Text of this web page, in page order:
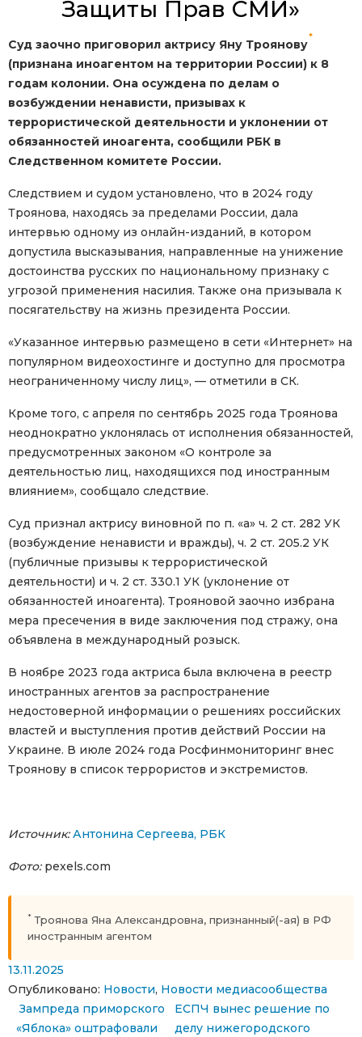
Защиты Прав СМИ»
Суд заочно приговорил актрису Яну Троянову
*
(признана иноагентом на территории России) к 8
годам колонии. Она осуждена по делам о
возбуждении ненависти, призывах к
террористической деятельности и уклонении от
обязанностей иноагента, сообщили РБК в
Следственном комитете России.
Следствием и судом установлено, что в 2024 году
Троянова, находясь за пределами России, дала
интервью одному из онлайн-изданий, в котором
допустила высказывания, направленные на унижение
достоинства русских по национальному признаку с
угрозой применения насилия. Также она призывала к
посягательству на жизнь президента России.
«Указанное интервью размещено в сети «Интернет» на
популярном видеохостинге и доступно для просмотра
неограниченному числу лиц», — отметили в СК.
Кроме того, с апреля по сентябрь 2025 года Троянова
неоднократно уклонялась от исполнения обязанностей,
предусмотренных законом «О контроле за
деятельностью лиц, находящихся под иностранным
влиянием», сообщало следствие.
Суд признал актрису виновной по п. «а» ч. 2 ст. 282 УК
(возбуждение ненависти и вражды), ч. 2 ст. 205.2 УК
(публичные призывы к террористической
деятельности) и ч. 2 ст. 330.1 УК (уклонение от
обязанностей иноагента). Трояновой заочно избрана
мера пресечения в виде заключения под стражу, она
объявлена в международный розыск.
В ноябре 2023 года актриса была включена в реестр
иностранных агентов за распространение
недостоверной информации о решениях российских
властей и выступления против действий России на
Украине. В июле 2024 года Росфинмониторинг внес
Троянову в список террористов и экстремистов.
Источник: Антонина Сергеева, РБК
Фото:pexels.com
* Троянова Яна Александровна, признанный(-ая) в РФ
иностранным агентом
13.11.2025
Опубликовано: Новости, Новости медиасообщества
Навигация по записям
Зампреда приморского
«Яблока» оштрафовали
ЕСПЧ вынес решение по
делу нижегородского